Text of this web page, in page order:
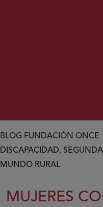
Ruta de
BLOG FUNDACIÓN ONCE
DISCAPACIDAD,
MUNDO RURAL
MUJERES